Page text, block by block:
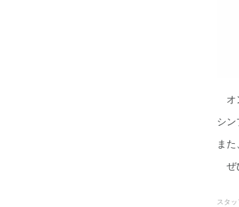
オ
シ
ま
ぜ
スタッ